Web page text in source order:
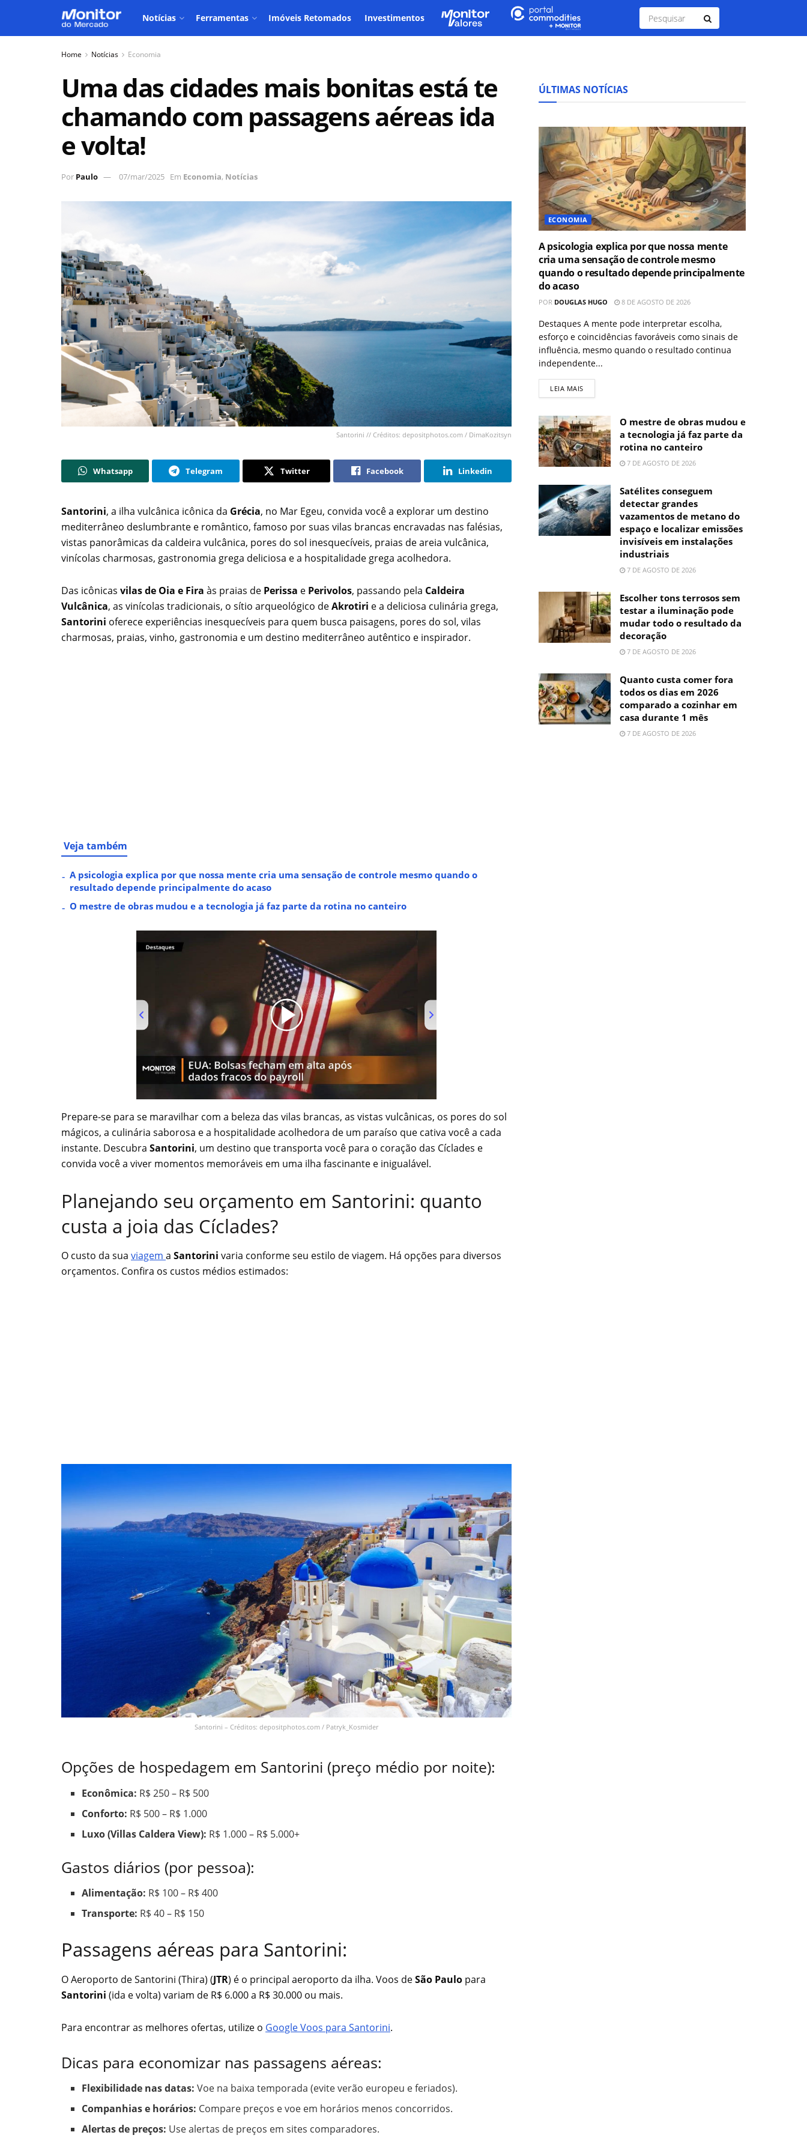
Notícias Ferramentas Imóveis Retomados Investimentos
Home Notícias Economia
Uma das cidades mais bonitas está te
chamando com passagens aéreas ida
e volta!
Por Paulo 07/mar/2025 Em Economia, Notícias
Santorini // Créditos: depositphotos.com / DimaKozitsyn
Whatsapp Telegram Twitter Facebook Linkedin
Santorini, a ilha vulcânica icônica da Grécia, no Mar Egeu, convida você a explorar um destino
mediterrâneo deslumbrante e romântico, famoso por suas vilas brancas encravadas nas falésias,
vistas panorâmicas da caldeira vulcânica, pores do sol inesquecíveis, praias de areia vulcânica,
vinícolas charmosas, gastronomia grega deliciosa e a hospitalidade grega acolhedora.
Das icônicas vilas de Oia e Fira às praias de Perissa e Perivolos, passando pela Caldeira
Vulcânica, as vinícolas tradicionais, o sítio arqueológico deAkrotiri e a deliciosa culinária grega,
Santorini oferece experiências inesquecíveis para quem busca paisagens, pores do sol, vilas
charmosas, praias, vinho, gastronomia e um destino mediterrâneo autêntico e inspirador.
Veja também
A psicologia explica por que nossa mente cria uma sensação de controle mesmo quando o
resultado depende principalmente do acaso
O mestre de obras mudou e a tecnologia já faz parte da rotina no canteiro
01:00
Prepare-se para se maravilhar com a beleza das vilas brancas, as vistas vulcânicas, os pores do sol
mágicos, a culinária saborosa e a hospitalidade acolhedora de um paraíso que cativa você a cada
instante. Descubra Santorini, um destino que transporta você para o coração das Cíclades e
convida você a viver momentos memoráveis em uma ilha fascinante e inigualável.
Planejando seu orçamento em Santorini: quanto
custa a joia das Cíclades?
O custo da sua viagem a Santorini varia conforme seu estilo de viagem. Há opções para diversos
orçamentos. Confira os custos médios estimados:
Santorini – Créditos: depositphotos.com / Patryk_Kosmider
Opções de hospedagem em Santorini (preço médio por noite):
Econômica: R$ 250 – R$ 500
Conforto: R$ 500 – R$ 1.000
Luxo (Villas Caldera View): R$ 1.000 – R$ 5.000+
Gastos diários (por pessoa):
Alimentação: R$ 100 – R$ 400
Transporte: R$ 40 – R$ 150
Passagens aéreas para Santorini:
O Aeroporto de Santorini (Thira) (JTR) é o principal aeroporto da ilha. Voos deSão Paulo para
Santorini (ida e volta) variam de R$ 6.000 a R$ 30.000 ou mais.
Para encontrar as melhores ofertas, utilize o Google Voos para Santorini.
Dicas para economizar nas passagens aéreas:
Flexibilidade nas datas: Voe na baixa temporada (evite verão europeu e feriados).
Companhias e horários: Compare preços e voe em horários menos concorridos.
Alertas de preços: Use alertas de preços em sites comparadores.
ÚLTIMAS NOTÍCIAS
ECONOMIA
A psicologia explica por que nossa mente
cria uma sensação de controle mesmo
quando o resultado depende principalmente
do acaso
POR DOUGLAS HUGO 8 DE AGOSTO DE 2026
Destaques A mente pode interpretar escolha,
esforço e coincidências favoráveis como sinais de
influência, mesmo quando o resultado continua
independente...
LEIA MAIS
O mestre de obras mudou e
a tecnologia já faz parte da
rotina no canteiro
7 DE AGOSTO DE 2026
Satélites conseguem
detectar grandes
vazamentos de metano do
espaço e localizar emissões
invisíveis em instalações
industriais
7 DE AGOSTO DE 2026
Escolher tons terrosos sem
testar a iluminação pode
mudar todo o resultado da
decoração
7 DE AGOSTO DE 2026
Quanto custa comer fora
todos os dias em 2026
comparado a cozinhar em
casa durante 1 mês
7 DE AGOSTO DE 2026